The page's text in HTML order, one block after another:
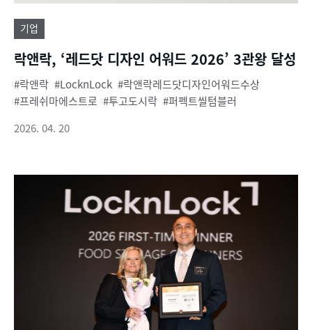
기업
락앤락, ‘레드닷 디자인 어워드 2026’ 3관왕 달성
락앤락 LocknLock
락앤락레드닷디자인어워드수상
프레쉬마에스트로
투고도시락
퍼펙트씰텀블러
2026. 04. 20